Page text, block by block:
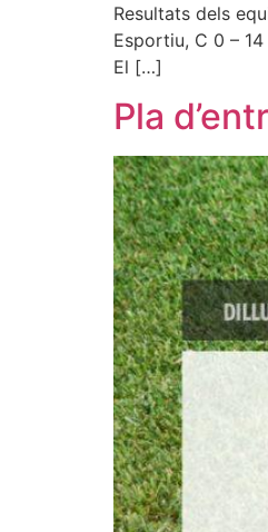
Resultats dels
Esportiu, C 0 – 14
El […]
Pla